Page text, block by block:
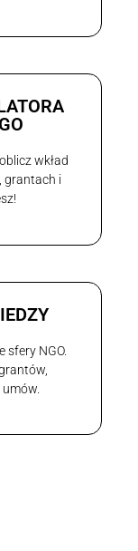
wkład
grantach i
sfery NGO.